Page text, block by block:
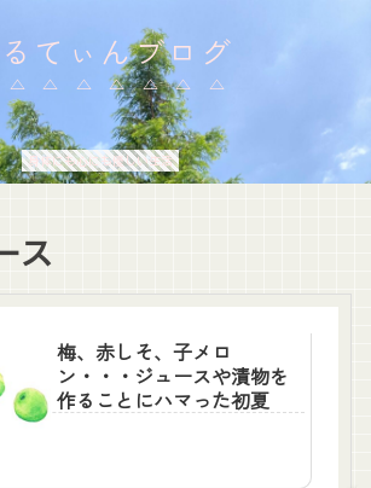
てぃんブログ
身体にも心にも優しい生活
ス
梅、赤しそ、子メロ
ン・・・ジュースや漬物を
作ることにハマった初夏